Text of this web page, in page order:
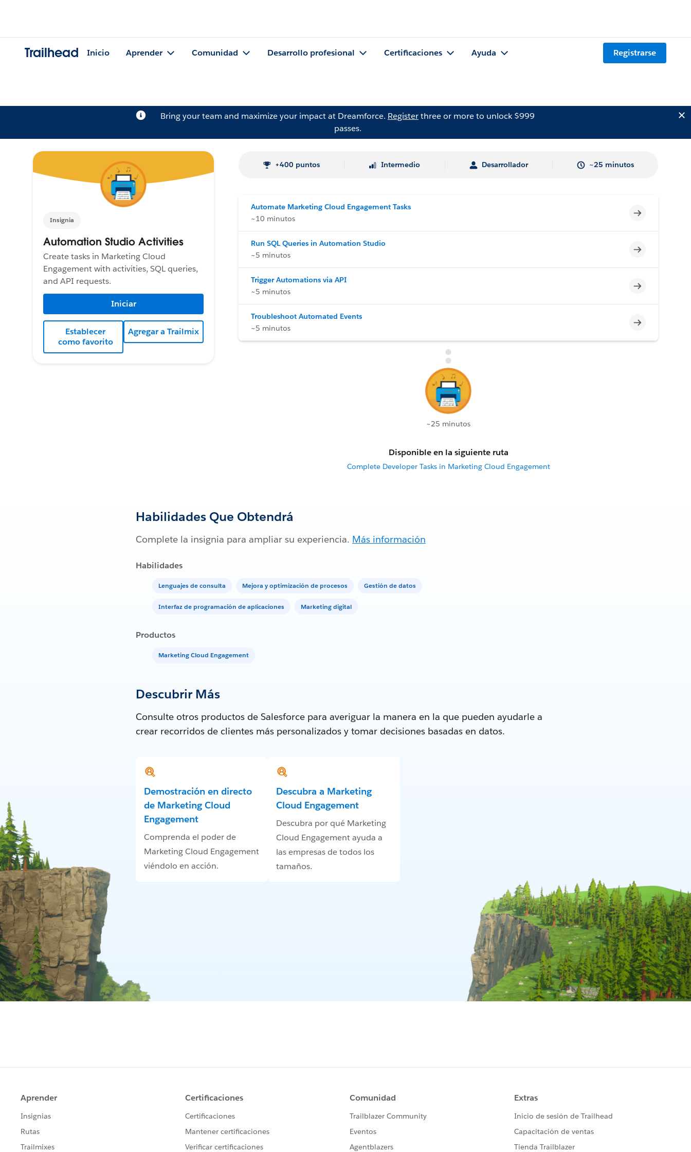
Trailhead Inicio Aprender Comunidad Desarrollo profesional Certificaciones Ayuda Registrarse
Bring your team and maximize your impact at Dreamforce. Registerthree or more to unlock $999
passes.
Insignia
Automation Studio Activities
Create tasks in Marketing Cloud
Engagement with activities, SQL queries,
and API requests.
Iniciar
Establecer
como favorito
Agregar a Trailmix
+400 puntos Intermedio Desarrollador ~25 minutos
Automate Marketing Cloud Engagement Tasks
~10 minutos
Incompleto
Run SQL Queries in Automation Studio
~5 minutos
Incompleto
Trigger Automations via API
~5 minutos
Incompleto
Troubleshoot Automated Events
~5 minutos
Incompleto
~25 minutos
Disponible en la siguiente ruta
Complete Developer Tasks in Marketing Cloud Engagement
Habilidades Que Obtendrá
Complete la insignia para ampliar su experiencia. Más información
Habilidades
Lenguajes de consulta Mejora y optimización de procesos Gestión de datos
Interfaz de programación de aplicaciones Marketing digital
Productos
Marketing Cloud Engagement
Descubrir Más
Consulte otros productos de Salesforce para averiguar la manera en la que pueden ayudarle a
crear recorridos de clientes más personalizados y tomar decisiones basadas en datos.
Demostración en directo
de Marketing Cloud
Engagement
Comprenda el poder de
Marketing Cloud Engagement
viéndolo en acción.
Descubra a Marketing
Cloud Engagement
Descubra por qué Marketing
Cloud Engagement ayuda a
las empresas de todos los
tamaños.